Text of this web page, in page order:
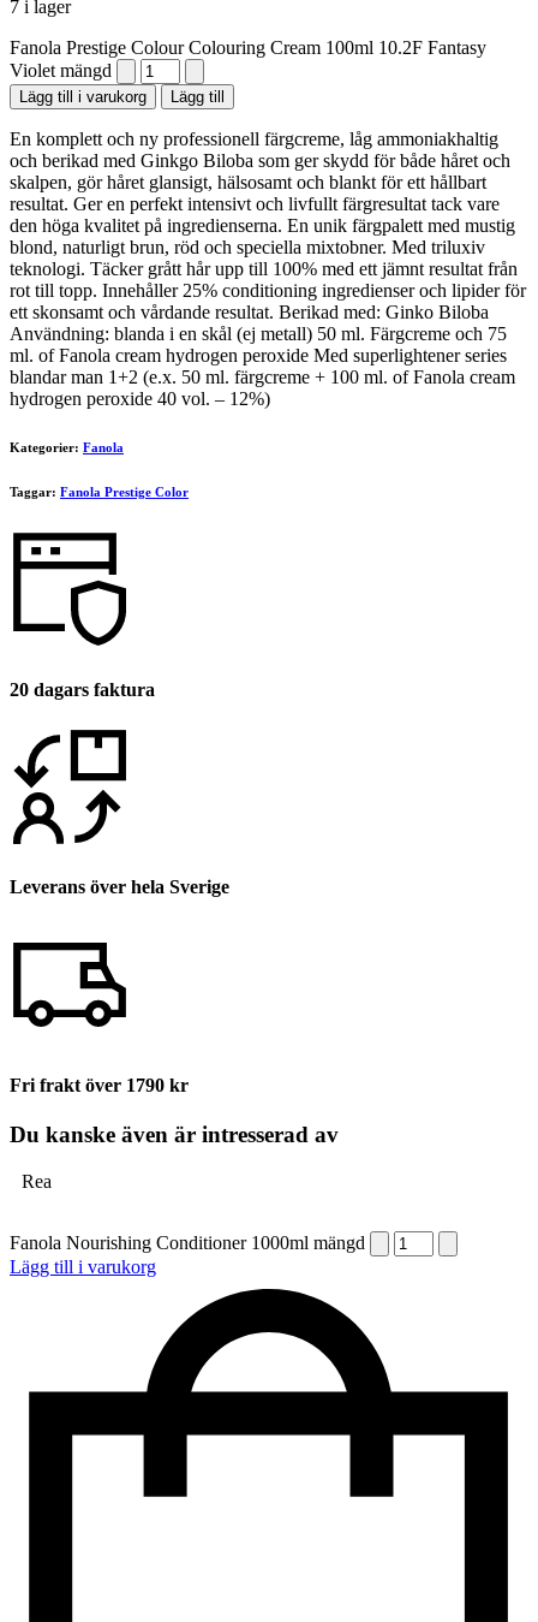
7 i lager
Fanola Prestige Colour Colouring Cream 100ml 10.2F Fantasy
Violet mängd
Lägg till i varukorg Lägg till
En komplett och ny professionell färgcreme, låg ammoniakhaltig
och berikad med Ginkgo Biloba som ger skydd för både håret och
skalpen, gör håret glansigt, hälsosamt och blankt för ett hållbart
resultat. Ger en perfekt intensivt och livfullt färgresultat tack vare
den höga kvalitet på ingredienserna. En unik färgpalett med mustig
blond, naturligt brun, röd och speciella mixtobner. Med triluxiv
teknologi. Täcker grått hår upp till 100% med ett jämnt resultat från
rot till topp. Innehåller 25% conditioning ingredienser och lipider för
ett skonsamt och vårdande resultat. Berikad med: Ginko Biloba
Användning: blanda i en skål (ej metall) 50 ml. Färgcreme och 75
ml. of Fanola cream hydrogen peroxide Med superlightener series
blandar man 1+2 (e.x. 50 ml. färgcreme + 100 ml. of Fanola cream
hydrogen peroxide 40 vol. – 12%)
Kategorier: Fanola
Taggar: Fanola Prestige Color
20 dagars faktura
Leverans över hela Sverige
Fri frakt över 1790 kr
Du kanske även är intresserad av
Rea
Fanola Nourishing Conditioner 1000ml mängd
Lägg till i varukorg